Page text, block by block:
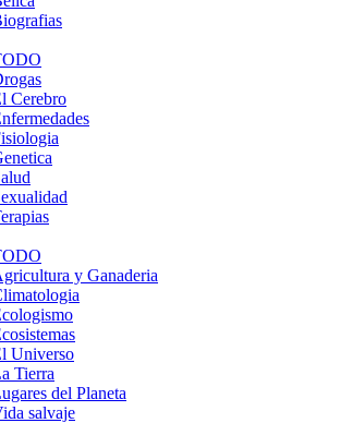
Cerebro
y Ganaderia
Universo
Tierra
del Planeta
salvaje